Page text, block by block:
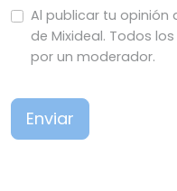
Al publicar tu opinión
de Mixideal. Todos
por un moderador.
Enviar